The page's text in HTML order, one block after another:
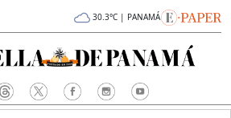
30.3°C | PANAMÁ